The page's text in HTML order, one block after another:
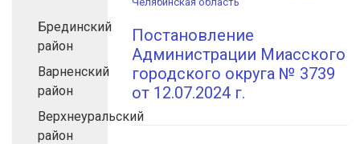
Брединский
район
Варненский
район
Верхнеуральский
район
Постановление
Администрации Миасского
городского округа № 3739
от 12.07.2024 г.